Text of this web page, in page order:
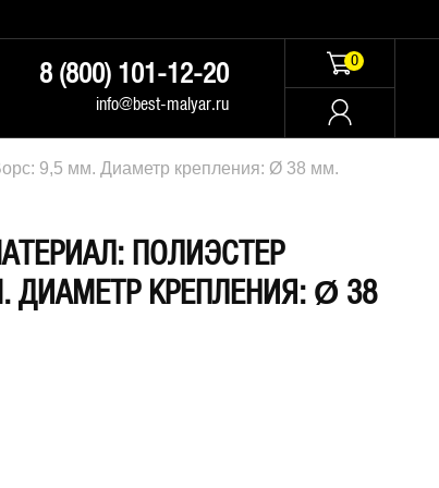
8 (800) 101-12-20
info@best-malyar.ru
0
9,5 мм. Диаметр крепления: Ø 38 мм.
ПОЛИЭСТЕР
ДИАМЕТР КРЕПЛЕНИЯ: Ø 38